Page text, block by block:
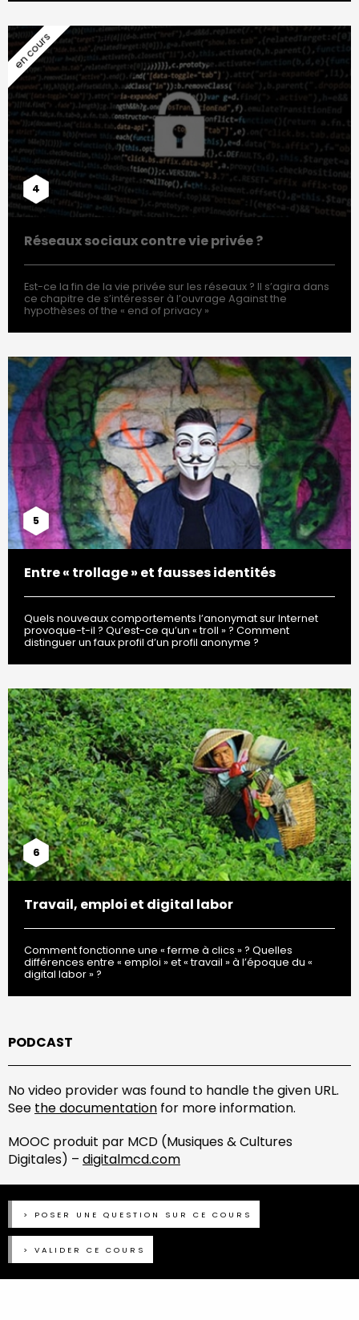
4
Réseaux sociaux contre vie privée ?
Est-ce la fin de la vie privée sur les réseaux ? Il s’agira dans
ce chapitre de s’intéresser à l’ouvrage Against the
hypothèses of the « end of privacy »
5
Entre « trollage » et fausses identités
Quels nouveaux comportements l’anonymat sur Internet
provoque-t-il ? Qu’est-ce qu’un « troll » ? Comment
distinguer un faux profil d’un profil anonyme ?
6
Travail, emploi et digital labor
Comment fonctionne une « ferme à clics » ? Quelles
différences entre « emploi » et « travail » à l’époque du «
digital labor » ?
PODCAST
No video provider was found to handle the given URL.
See the documentation for more information.
MOOC produit par MCD (Musiques & Cultures
Digitales) – digitalmcd.com
POSER UNE QUESTION SUR CE COURS
VALIDER CE COURS